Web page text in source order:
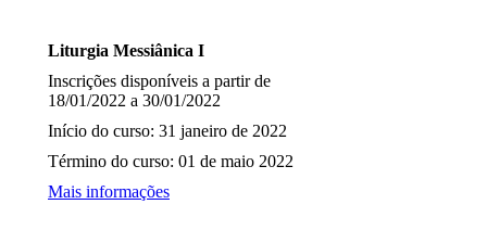
Liturgia Messiânica I
Inscrições disponíveis a partir de
18/01/2022 a 30/01/2022
Início do curso: 31 janeiro de 2022
Término do curso: 01 de maio 2022
Mais informações